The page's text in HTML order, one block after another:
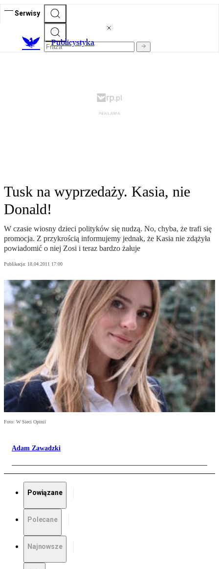
Serwisy
Publicystyka
Tusk na wyprzedaży. Kasia, nie
Donald!
W czasie wiosny dzieci polityków się nudzą. No, chyba, że trafi się
promocja. Z przykrością informujemy jednak, że Kasia nie zdążyła
powiadomić o niej Zosi i teraz bardzo żałuje
Publikacja: 18.04.2011 17:00
Foto: W Sieci Opinii
Adam Zawadzki
Powiązane
Polecane
Najnowsze